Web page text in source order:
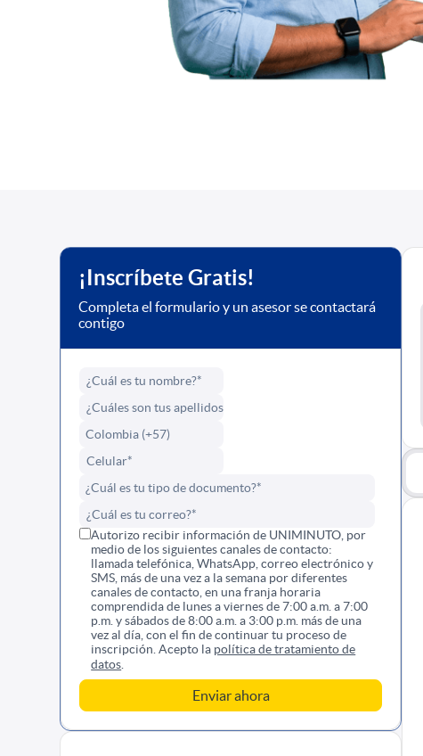
¡Inscríbete Gratis!
Completa el formulario y un asesor se contactará
contigo
Autorizo recibir información de UNIMINUTO, por
medio de los siguientes canales de contacto:
llamada telefónica, WhatsApp, correo electrónico y
SMS, más de una vez a la semana por diferentes
canales de contacto, en una franja horaria
comprendida de lunes a viernes de 7:00 a.m. a 7:00
p.m. y sábados de 8:00 a.m. a 3:00 p.m. más de una
vez al día, con el fin de continuar tu proceso de
inscripción. Acepto la política de tratamiento de
datos